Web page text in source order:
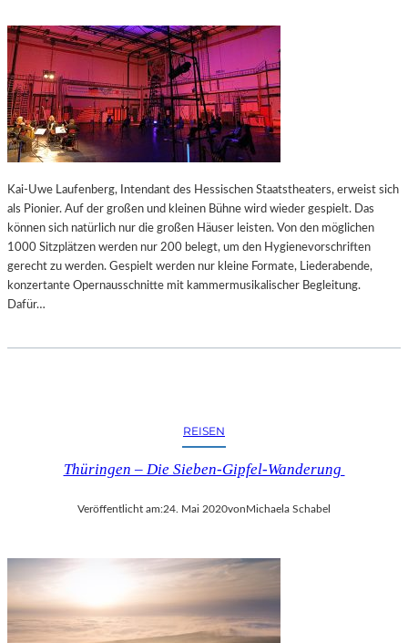
E
M
M
U
R
N
A
U
S
-
W
Ä
C
H
L
E
R
I
M
F
N
M
U
M
N
K
O
Kai-Uwe Laufenberg, Intendant des Hessischen Staatstheaters, erweist sich
als Pionier. Auf der großen und kleinen Bühne wird wieder gespielt. Das
können sich natürlich nur die großen Häuser leisten. Von den möglichen
1000 Sitzplätzen werden nur 200 belegt, um den Hygienevorschriften
gerecht zu werden. Gespielt werden nur kleine Formate, Liederabende,
konzertante Opernausschnitte mit kammermusikalischer Begleitung.
Dafür…
REISEN
Thüringen – Die Sieben-Gipfel-Wanderung
Veröffentlicht am:24. Mai 2020von Michaela Schabel